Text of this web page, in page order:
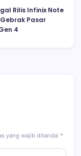
Rilis Infinix Note
Pasar
4
yang wajib ditandai *